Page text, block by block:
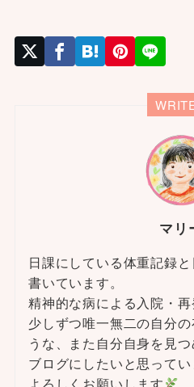
マリ
日課にしている体重記録
書いています。
精神的な病による入院・再
少しずつ唯一無二の自分
うな、また自分自身を見
ブログにしたいと思ってい